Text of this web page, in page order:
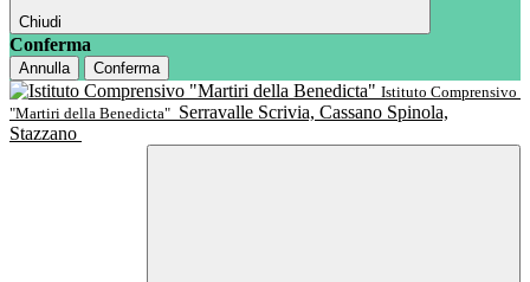
Chiudi
Conferma
Annulla
Conferma
Istituto Comprensivo
"Martiri della Benedicta" Serravalle Scrivia, Cassano Spinola,
Stazzano